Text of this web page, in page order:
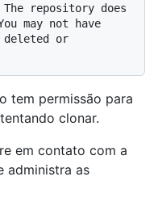
repository does
may not have
deleted or
tem permissão para
clonar.
em contato com a
administra as